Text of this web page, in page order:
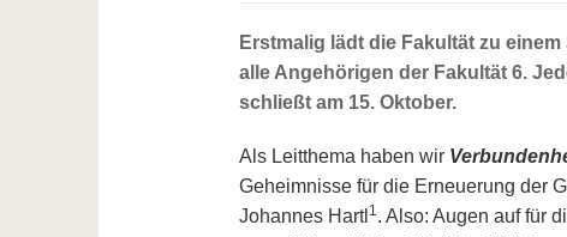
Erstmalig lädt die Fakultät zu
alle Angehörigen der Fakultät 6.
schließt am 15. Oktober.
Als Leitthema haben wir
Geheimnisse für die Erneuerung der
Johannes Hartl 1 . Also: Augen auf für